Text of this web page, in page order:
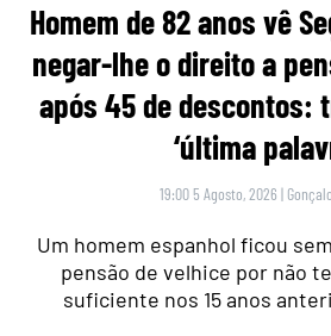
Homem de 82 anos vê
negar-lhe o direito a
após 45 de descontos:
‘última
19:00 5 Agosto, 2026 |
Um homem espanhol ficou
pensão de velhice por não
suficiente nos 15 anos